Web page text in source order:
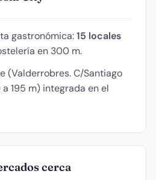
gastronómica:15 locales
en 300 m.
(Valderrobres. C/Santiago
195 m) integrada en el
cerca